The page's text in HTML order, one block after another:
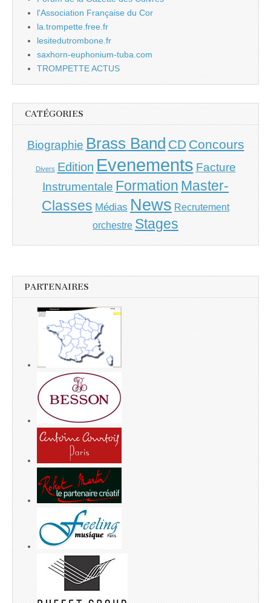
l'Association Française du Cor
la.trompette.free.fr
lesitedutrombone.fr
saxhorn-euphonium-tuba.com
TROMPETTE ACTUS
CATÉGORIES
Biographie Brass Band CD Concours
Divers Edition Evenements Facture
Instrumentale Formation Master-
Classes Médias News Recrutement
orchestre Stages
PARTENAIRES